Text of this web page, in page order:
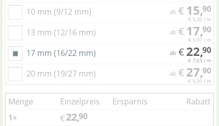
10 mm (9/12 mm)
ab € 15,90
€ 5,30 / m
13 mm (12/16 mm) ab € 17,90
€ 5,97 / m
17 mm (16/22 mm) ab € 22,90
€ 7,63 / m
20 mm (19/27 mm) ab € 27,90
€ 9,30 / m
Menge Einzelpreis Ersparnis
Rabatt
1+
€22,90